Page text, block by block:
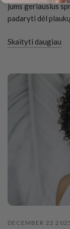
jums geriausius
padaryti dėl
Skaityti daugiau
DECEMBER 22